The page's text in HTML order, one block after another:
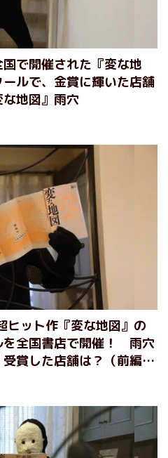
で開催された『変な地
ルで、金賞に輝いた店舗
地図』雨穴
ヒット作『変な地図』の
を全国書店で開催！ 雨穴
賞した店舗は？（前編）